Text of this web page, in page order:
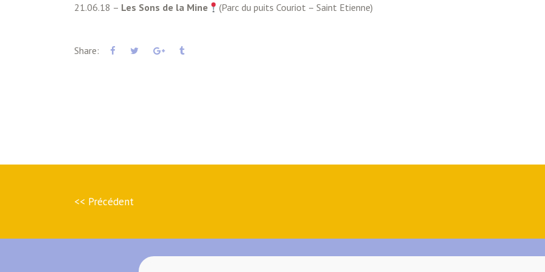
21.06.18 – Les Sons de la Mine (Parc du puits Couriot – Saint Etienne)
Share:
<< Précédent